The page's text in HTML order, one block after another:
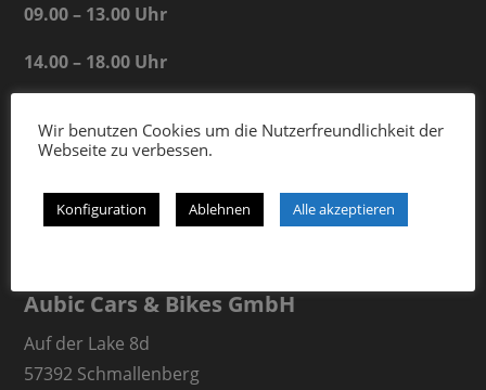
09.00 – 13.00 Uhr
14.00 – 18.00 Uhr
09.00 – 13.00 Uhr
Aubic Cars & Bikes GmbH
Auf der Lake 8d
57392 Schmallenberg
Wir benutzen Cookies um die Nutzerfreundlichkeit der
Webseite zu verbessen.
Konfiguration Ablehnen Alle akzeptieren